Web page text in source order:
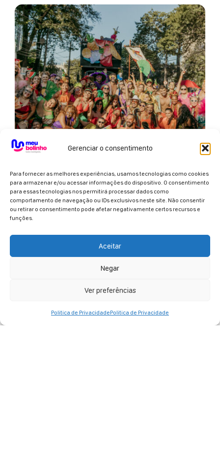
Gerenciar o consentimento
Para fornecer as melhores experiências, usamos tecnologias como cookies
para armazenar e/ou acessar informações do dispositivo. O consentimento
para essas tecnologias nos permitirá processar dados como
comportamento de navegação ou IDs exclusivos neste site. Não consentir
ou retirar o consentimento pode afetar negativamente certos recursos e
funções.
Aceitar
Negar
Ver preferências
Politica de PrivacidadePolitica de Privacidade
BLOCO SALADA DE FRUTAS
Um show musical dançante, com vozes femininas
marcantes da cena independente de BH. Apresentação
Info + Ingressos